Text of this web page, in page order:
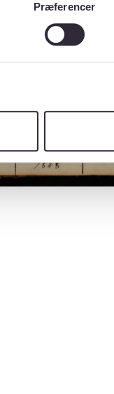
Præferencer